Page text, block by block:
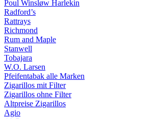
Poul Winsløw Harlekin
Radford’s
Rattrays
Richmond
Rum and Maple
Stanwell
Tobajara
W.O. Larsen
Pfeifentabak alle Marken
Zigarillos mit Filter
Zigarillos ohne Filter
Altpreise Zigarillos
Agio